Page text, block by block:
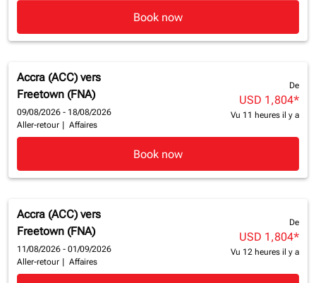
Book now
Accra (ACC) vers
Freetown (FNA)
09/08/2026 - 18/08/2026
Aller-retour
Affaires
De
USD 1,804*
Vu 11 heures il y a
Book now
Accra (ACC) vers
Freetown (FNA)
11/08/2026 - 01/09/2026
Aller-retour
Affaires
De
USD 1,804*
Vu 12 heures il y a